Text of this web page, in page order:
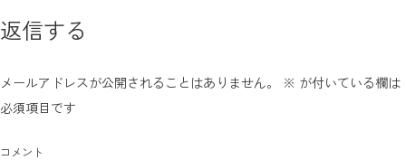
返信する
メールアドレスが公開されることはありません。 ※ が付いている欄は
必須項目です
コメント